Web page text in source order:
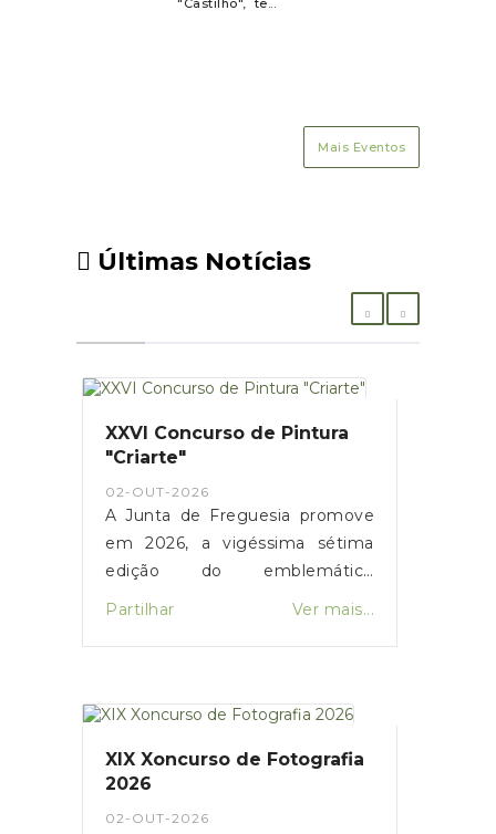
"Castilho", te...
Mais Eventos
Últimas Notícias
XXVI Concurso de Pintura
"Criarte"
02-OUT-2026
A Junta de Freguesia promove
em 2026, a vigéssima sétima
edição do emblemático
concurso de pintura, intitulado
profissionais, na arte de pintar.
retratos, desde o realismo à
abstração colocando a
criatividade do artista no papel,
Partilhar Ver mais...
XIX Xoncurso de Fotografia
2026
02-OUT-2026